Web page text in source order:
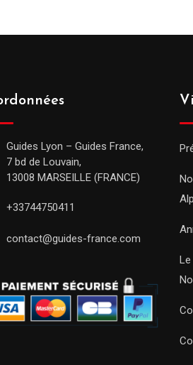
Guides Lyon – Guides France,
7 bd de Louvain,
13008 MARSEILLE (FRANCE)
+33744750411
contact@guides-france.com
Le